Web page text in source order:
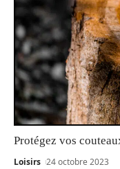
Protégez vos
Loisirs 24 octobre 2023